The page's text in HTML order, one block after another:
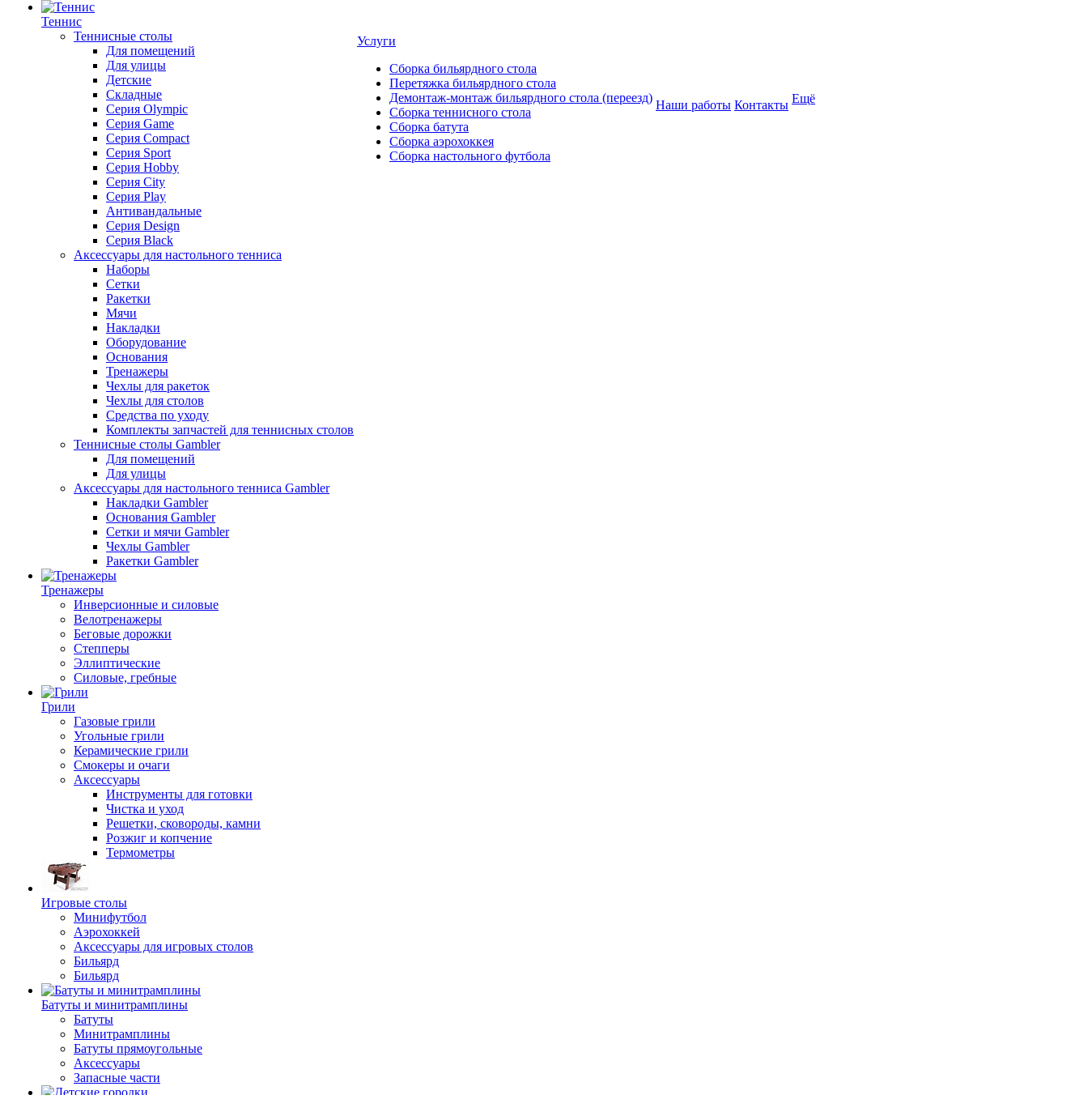
Теннис
Теннисные столы
Для помещений
Для улицы
Детские
Складные
Серия Olympic
Серия Game
Серия Compact
Серия Sport
Серия Hobby
Серия City
Серия Play
Антивандальные
Серия Design
Серия Black
Аксессуары для настольного тенниса
Наборы
Сетки
Ракетки
Мячи
Накладки
Оборудование
Основания
Тренажеры
Чехлы для ракеток
Чехлы для столов
Средства по уходу
Комплекты запчастей для теннисных столов
Теннисные столы Gambler
Для помещений
Для улицы
Аксессуары для настольного тенниса Gambler
Накладки Gambler
Основания Gambler
Сетки и мячи Gambler
Чехлы Gambler
Ракетки Gambler
Тренажеры
Инверсионные и силовые
Велотренажеры
Беговые дорожки
Степперы
Эллиптические
Силовые, гребные
Грили
Газовые грили
Угольные грили
Керамические грили
Смокеры и очаги
Аксессуары
Инструменты для готовки
Чистка и уход
Решетки, сковороды, камни
Розжиг и копчение
Термометры
Игровые столы
Минифутбол
Аэрохоккей
Аксессуары для игровых столов
Бильяpд
Бильяpд
Батуты и минитрамплины
Батуты
Минитрамплины
Батуты прямоугольные
Аксессуары
Запасные части
Услуги
Сборка бильярдного стола
Перетяжка бильярдного стола
Демонтаж-монтаж бильярдного стола (переезд)
Сборка теннисного стола
Сборка батута
Сборка аэрохоккея
Сборка настольного футбола
Наши работы Контакты Ещё